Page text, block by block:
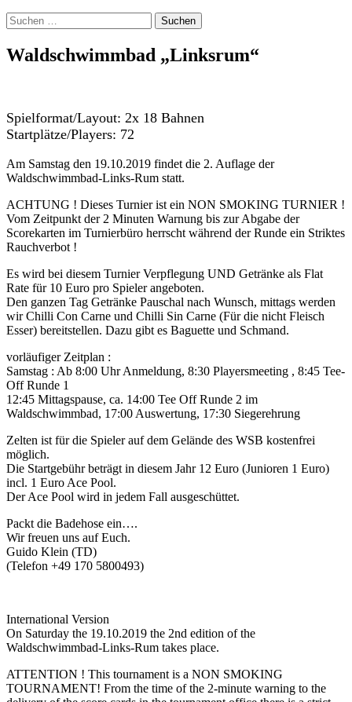
Suchen
nach:
Waldschwimmbad „Linksrum“
Spielformat/Layout: 2x 18 Bahnen
Startplätze/Players: 72
Am Samstag den 19.10.2019 findet die 2. Auflage der
Waldschwimmbad-Links-Rum statt.
ACHTUNG ! Dieses Turnier ist ein NON SMOKING TURNIER !
Vom Zeitpunkt der 2 Minuten Warnung bis zur Abgabe der
Scorekarten im Turnierbüro herrscht während der Runde ein Striktes
Rauchverbot !
Es wird bei diesem Turnier Verpflegung UND Getränke als Flat
Rate für 10 Euro pro Spieler angeboten.
Den ganzen Tag Getränke Pauschal nach Wunsch, mittags werden
wir Chilli Con Carne und Chilli Sin Carne (Für die nicht Fleisch
Esser) bereitstellen. Dazu gibt es Baguette und Schmand.
vorläufiger Zeitplan :
Samstag : Ab 8:00 Uhr Anmeldung, 8:30 Playersmeeting , 8:45 Tee-
Off Runde 1
12:45 Mittagspause, ca. 14:00 Tee Off Runde 2 im
Waldschwimmbad, 17:00 Auswertung, 17:30 Siegerehrung
Zelten ist für die Spieler auf dem Gelände des WSB kostenfrei
möglich.
Die Startgebühr beträgt in diesem Jahr 12 Euro (Junioren 1 Euro)
incl. 1 Euro Ace Pool.
Der Ace Pool wird in jedem Fall ausgeschüttet.
Packt die Badehose ein….
Wir freuen uns auf Euch.
Guido Klein (TD)
(Telefon +49 170 5800493)
International Version
On Saturday the 19.10.2019 the 2nd edition of the
Waldschwimmbad-Links-Rum takes place.
ATTENTION ! This tournament is a NON SMOKING
TOURNAMENT! From the time of the 2-minute warning to the